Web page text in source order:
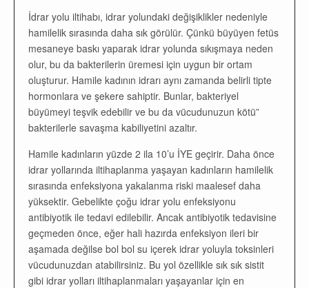
İdrar yolu iltihabı, idrar yolundaki değişiklikler nedeniyle
hamilelik sırasında daha sık görülür. Çünkü büyüyen fetüs
mesaneye baskı yaparak idrar yolunda sıkışmaya neden
olur, bu da bakterilerin üremesi için uygun bir ortam
oluşturur. Hamile kadının idrarı aynı zamanda belirli tipte
hormonlara ve şekere sahiptir. Bunlar, bakteriyel
büyümeyi teşvik edebilir ve bu da vücudunuzun kötü”
bakterilerle savaşma kabiliyetini azaltır.
Hamile kadınların yüzde 2 ila 10’u İYE geçirir. Daha önce
idrar yollarında iltihaplanma yaşayan kadınların hamilelik
sırasında enfeksiyona yakalanma riski maalesef daha
yüksektir. Gebelikte çoğu idrar yolu enfeksiyonu
antibiyotik ile tedavi edilebilir. Ancak antibiyotik tedavisine
geçmeden önce, eğer hali hazırda enfeksiyon ileri bir
aşamada değilse bol bol su içerek idrar yoluyla toksinleri
vücudunuzdan atabilirsiniz. Bu yol özellikle sık sık sistit
gibi idrar yolları iltihaplanmaları yaşayanlar için en